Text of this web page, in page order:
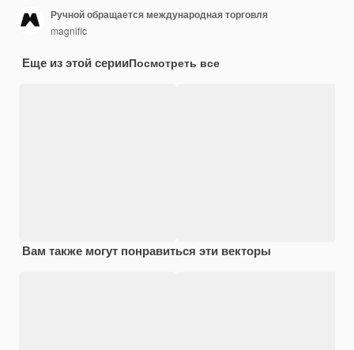
Ручной обращается международная торговля
magnific
Еще из этой серииПосмотреть все
Вам также могут понравиться эти векторы